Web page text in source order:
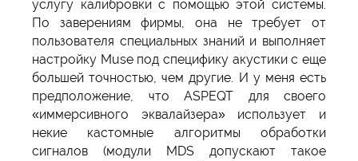
услугу калибровки с помощью этой системы.
По заверениям фирмы, она не требует от
пользователя специальных знаний и выполняет
настройку Muse под специфику акустики с еще
большей точностью, чем другие. И у меня есть
предположение, что ASPEQT для своего
«иммерсивного эквалайзера» использует и
некие кастомные алгоритмы обработки
сигналов (модули MDS допускают такое